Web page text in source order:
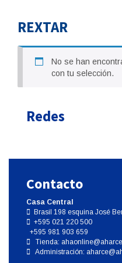
REXTAR
No se han
con tu selección.
Redes
Contacto
Casa Central
Brasil 198 esquina José
+595 021 220 500
+595 981 903 659
Tienda:
Administración: